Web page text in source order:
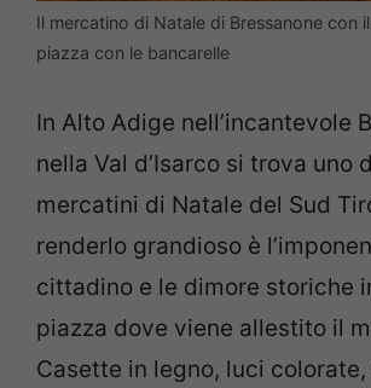
Il mercatino di Natale di Bressanone con
piazza con le bancarelle
In Alto Adige nell’incantevole
nella Val d’Isarco si trova uno
mercatini di Natale del Sud
renderlo grandioso è
cittadino e le dimore storiche
piazza dove viene allestito il
Casette in legno, luci colorate,